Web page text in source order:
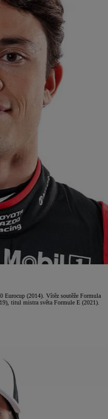
Eurocup (2014). Vítěz soutěže Formula
titul mistra světa Formule E (2021).